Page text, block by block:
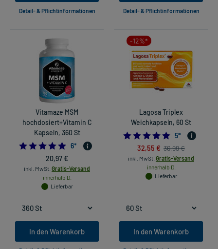
Detail- & Pflichtinformationen Detail- & Pflichtinformationen
Vitamaze MSM
hochdosiert+Vitamin C
Kapseln, 360 St
4.833333333333333
6*
20,97 €
inkl. MwSt. Gratis-Versand
innerhalb D.
Lieferbar
In den Warenkorb
-12%*
Lagosa Triplex
Weichkapseln, 60 St
5.0
5*
32,55 € 36,99 €
inkl. MwSt. Gratis-Versand
innerhalb D.
Lieferbar
In den Warenkorb